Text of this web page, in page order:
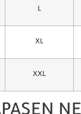
L
XL
XXL